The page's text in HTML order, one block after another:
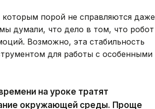
которым порой не справляются даже
думали, что дело в том, что робот
Возможно, эта стабильность
для работы с особенными
на уроке тратят
окружающей среды. Проще